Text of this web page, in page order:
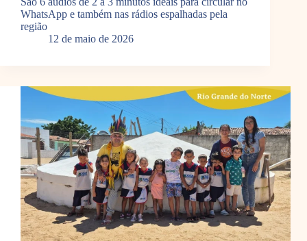
WhatsApp e também nas rádios espalhadas pela
região
12 de maio de 2026